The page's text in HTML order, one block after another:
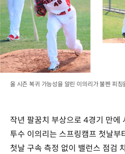
올 시즌 복귀 가능성을 알린 이의리가 불펜 피칭
작년 팔꿈치 부상으로 4경기 만에
투수 이의리는 스프링캠프 첫날부
첫날 구속 측정 없이 밸런스 점검